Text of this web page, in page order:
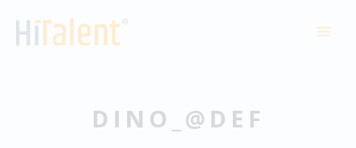
content
DINO_@DEF